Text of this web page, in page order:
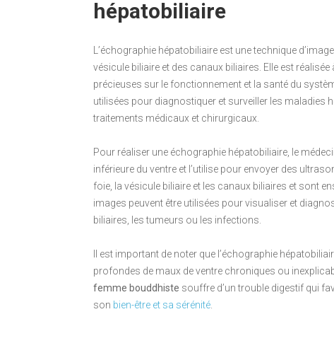
hépatobiliaire
L’échographie hépatobiliaire est une technique
vésicule biliaire et des canaux biliaires. Elle est
précieuses sur le fonctionnement et la santé du
utilisées pour diagnostiquer et surveiller les maladies
traitements médicaux et chirurgicaux.
Pour réaliser une échographie hépatobiliaire, le
inférieure du ventre et l’utilise pour envoyer des
foie, la vésicule biliaire et les canaux biliaires et sont
images peuvent être utilisées pour visualiser et
biliaires, les tumeurs ou les infections.
Il est important de noter que l’échographie
profondes de maux de ventre chroniques ou
femme bouddhiste souffre d’un trouble digestif qui
son bien-être et sa sérénité